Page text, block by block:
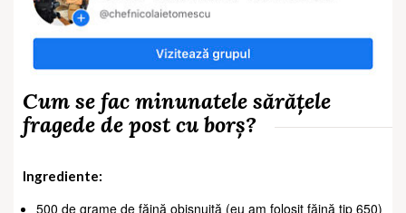
Cum se fac minunatele sărățele
fragede de post cu borș?
Ingrediente:
500 de grame de făină obișnuită (eu am folosit făină tip 650)